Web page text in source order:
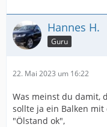
Hannes H.
Guru
22. Mai 2023 um 16:22
Was meinst du damit,
sollte ja ein Balken
"Ölstand ok",